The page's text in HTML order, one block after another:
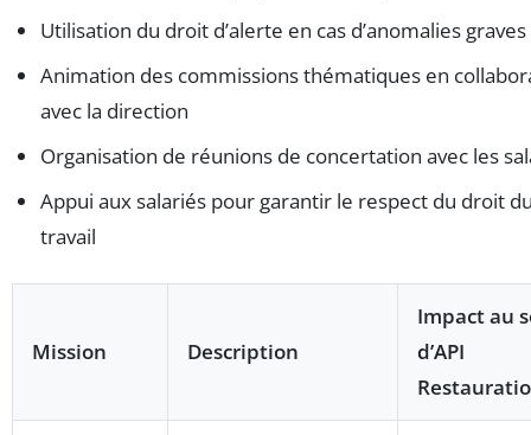
Utilisation du droit d’alerte en cas d’anomalies graves
Animation des commissions thématiques en
avec la direction
Organisation de réunions de concertation avec les
Appui aux salariés pour garantir le respect du droit
travail
Mission Description
Impact au
d’API